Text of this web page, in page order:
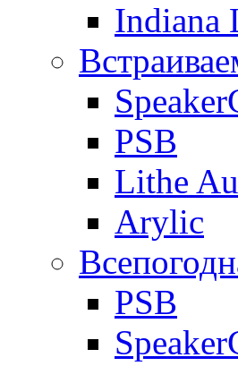
Indiana
PSB
Lithe
Arylic
PSB